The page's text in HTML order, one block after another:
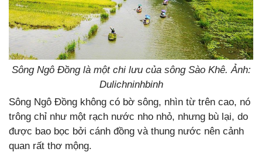
Sông Ngô Đồng là một chi lưu của sông Sào Khê. Ảnh:
Dulichninhbinh
Sông Ngô Đồng không có bờ sông, nhìn từ trên cao, nó
trông chỉ như một rạch nước nho nhỏ, nhưng bù lại, do
được bao bọc bởi cánh đồng và thung nước nên cảnh
quan rất thơ mộng.